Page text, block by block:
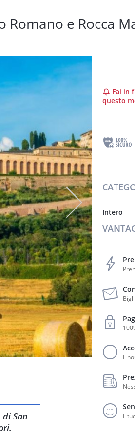
Romano e Rocca
San
Fai in
questo
Intero
Il
Il